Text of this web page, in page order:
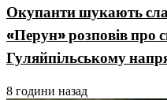
Окупанти шукають
«Перун» розповів про
Гуляйпільському
8 години назад